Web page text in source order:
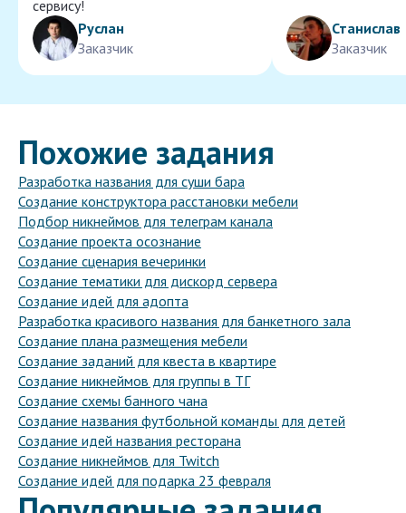
сервису!
Руслан
Заказчик
Станислав
Заказчик
Похожие задания
Разработка названия для суши бара
Создание конструктора расстановки мебели
Подбор никнеймов для телеграм канала
Создание проекта осознание
Создание сценария вечеринки
Создание тематики для дискорд сервера
Создание идей для адопта
Разработка красивого названия для банкетного зала
Создание плана размещения мебели
Создание заданий для квеста в квартире
Создание никнеймов для группы в ТГ
Создание схемы банного чана
Создание названия футбольной команды для детей
Создание идей названия ресторана
Создание никнеймов для Twitch
Создание идей для подарка 23 февраля